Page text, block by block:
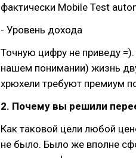
фактически Mobile Test
- Уровень дохода
Точную цифру не приведу
нашем понимании) жизнь
хрюхели требуют премиум
2. Почему вы решили
Как таковой цели любой
не было. Было же вполне